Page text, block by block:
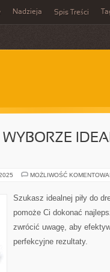
Nadzieja Spis Treści
MOŻLIWOŚĆ
Szukasz idealnej piły do
pomoże Ci dokonać
zwrócić uwagę, aby
perfekcyjne rezultaty.